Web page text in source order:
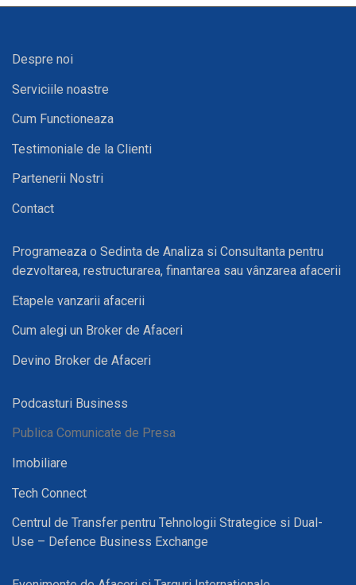
Despre noi
Serviciile noastre
Cum Functioneaza
Testimoniale de la Clienti
Partenerii Nostri
Contact
Programeaza o Sedinta de Analiza si Consultanta pentru
dezvoltarea, restructurarea, finantarea sau vânzarea afacerii
Etapele vanzarii afacerii
Cum alegi un Broker de Afaceri
Devino Broker de Afaceri
Podcasturi Business
Publica Comunicate de Presa
Imobiliare
Tech Connect
Centrul de Transfer pentru Tehnologii Strategice si Dual-
Use – Defence Business Exchange